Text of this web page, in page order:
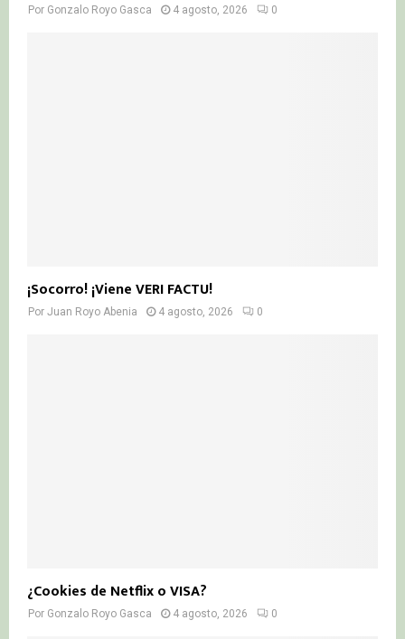
Por Gonzalo Royo Gasca 4 agosto, 2026 0
¡Socorro! ¡Viene VERI FACTU!
Por Juan Royo Abenia 4 agosto, 2026 0
¿Cookies de Netflix o VISA?
Por Gonzalo Royo Gasca 4 agosto, 2026 0